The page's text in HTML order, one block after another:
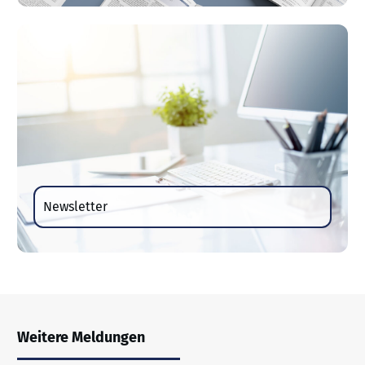
Newsletter
Weitere Meldungen